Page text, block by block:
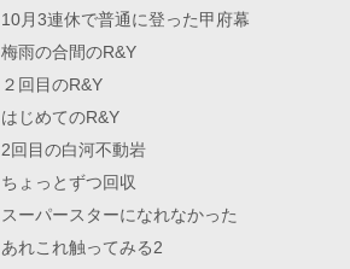
10月3連休で普通に登った甲府幕
梅雨の合間のR&Y
２回目のR&Y
はじめてのR&Y
2回目の白河不動岩
ちょっとずつ回収
スーパースターになれなかった
あれこれ触ってみる2